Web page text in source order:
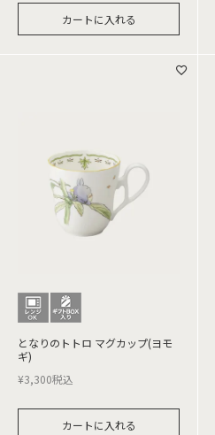
カートに入れる
となりのトトロ マグカップ(ヨモ
ギ)
¥3,300税込
カートに入れる